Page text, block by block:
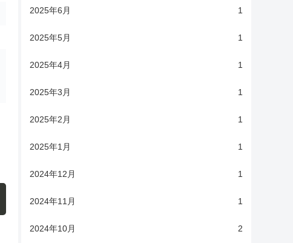
2025年6月 1
2025年5月 1
2025年4月 1
2025年3月 1
2025年2月 1
2025年1月 1
2024年12月 1
2024年11月 1
2024年10月 2